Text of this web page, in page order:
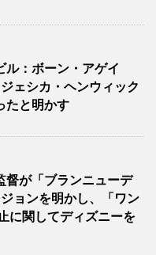
ル：ボーン・アゲイ
ェシカ・ヘンウィック
たと明かす
督が「ブランニューデ
ョンを明かし、「ワン
に関してディズニーを